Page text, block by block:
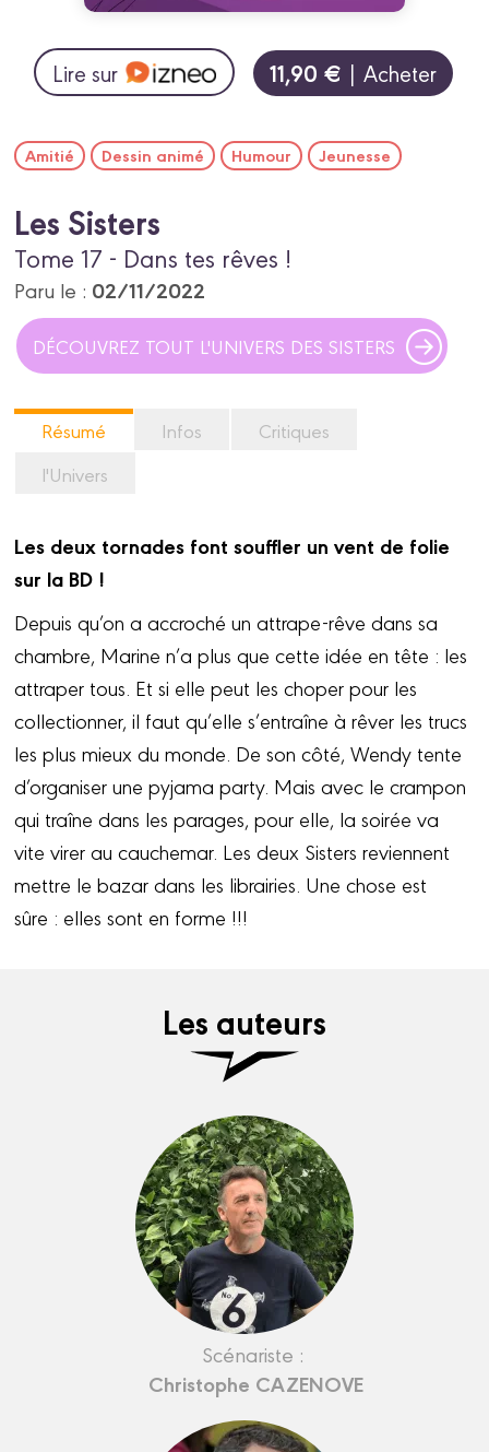
Lire sur 11,90 € | Acheter
Amitié Dessin animé Humour Jeunesse
Les Sisters
Tome 17 - Dans tes rêves !
Paru le : 02/11/2022
DÉCOUVREZ TOUT L'UNIVERS DES SISTERS
Résumé Infos
Critiques
l'Univers
Les deux tornades font souffler un vent de folie
sur la BD !
Depuis qu’on a accroché un attrape-rêve dans sa
chambre, Marine n’a plus que cette idée en tête : les
attraper tous. Et si elle peut les choper pour les
collectionner, il faut qu’elle s’entraîne à rêver les trucs
les plus mieux du monde. De son côté, Wendy tente
d’organiser une pyjama party. Mais avec le crampon
qui traîne dans les parages, pour elle, la soirée va
vite virer au cauchemar. Les deux Sisters reviennent
mettre le bazar dans les librairies. Une chose est
sûre : elles sont en forme !!!
Les auteurs
Scénariste :
Christophe CAZENOVE